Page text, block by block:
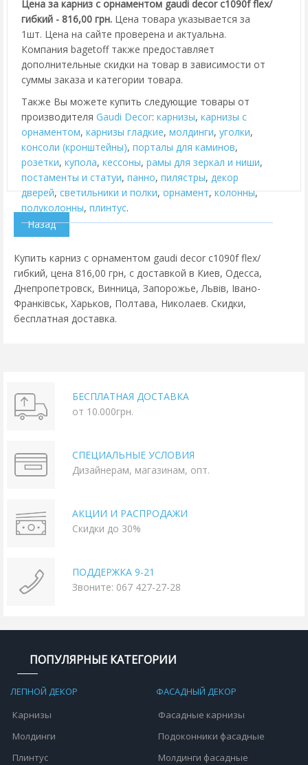
Цена за карниз с орнаментом gaudi decor c1090f flex/
гибкий - 816,00 грн. Цена товара указывается за
1шт. Цена на сайте проверена и актуальна.
Компания bagetoff также предоставляет
дополнительные скидки на товар в зависимости от
суммы заказа и категории товара.
Также Вы можете купить следующие товары от
производителя Gaudi Decor: карнизы, карнизы с
орнаментом, карнизы гладкие, молдинги, уголки,
консоли (кронштейны), порталы для каминов,
розетки, купола, кессоны, рамы для зеркал и ниши,
постаменты и статуи, панно, пилястры, декор
дверей, cветильники и полки, орнамент, колонны,
полуколонны, плинтус.
Купить карниз с орнаментом gaudi decor c1090f flex/
гибкий, цена 816,00 грн, с доставкой в Киев, Одесса,
Днепропетровск, Винница, Запорожье, Львів, Івано-
Франківськ, Харьков, Полтава, Николаев. Скидки,
бесплатная доставка.
БЕСПЛАТНАЯ ДОСТАВКА
от 10.000грн.
СПЕЦИАЛЬНЫЕ УСЛОВИЯ
Дизайнерам, магазинам, опт.
АКЦИИ И РАСПРОДАЖИ
Скидки до 30%
ПОДДЕРЖКА 9-21
Звоните: 067 427-27-28
ПОПУЛЯРНЫЕ КАТЕГОРИИ
ЛЕПНОЙ ДЕКОР
Карнизы
Молдинги
Плинтус
ФАСАДНЫЙ ДЕКОР
Фасадные карнизы
Подоконники фасадные
Молдинги фасадные